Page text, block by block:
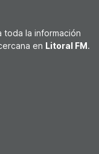
toda la información
en Litoral FM.